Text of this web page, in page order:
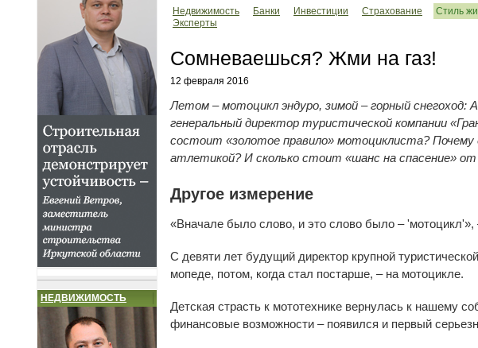
НЕДВИЖИМОСТЬ
Недвижимость Банки Инвестиции Страхование Стиль
Эксперты
Сомневаешься? Жми на газ!
12 февраля 2016
Летом – мотоцикл эндуро, зимой – горный снегоход:
генеральный директор туристической компании
состоит «золотое правило» мотоциклиста? Почему
атлетикой? И сколько стоит «шанс на спасение»
Другое измерение
«Вначале было слово, и это слово было – 'мотоцикл'»,
С девяти лет будущий директор крупной
мопеде, потом, когда стал постарше, – на мотоцикле.
Детская страсть к мототехнике вернулась к нашему
финансовые возможности – появился и первый